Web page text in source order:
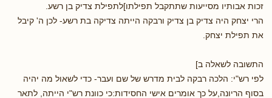
זכות אבותיו מסייעות שתתקבל תפילתו]לתפילת צדיק בן רשע.
הרי יצחק היה צדיק בן צדיק ורבקה הייתה צדיקה בת רשע- לכן ה' קיבל
את תפילת יצחק.
התשובה לשאלה ב]
לפי רש"י: הלכה רבקה לבית מדרש של שם ועבר- כדי לשאול מה יהיה
בסוף הריונה,על כך אומרים אישי החסידות:כי כוונת רש"י הייתה, לתאר